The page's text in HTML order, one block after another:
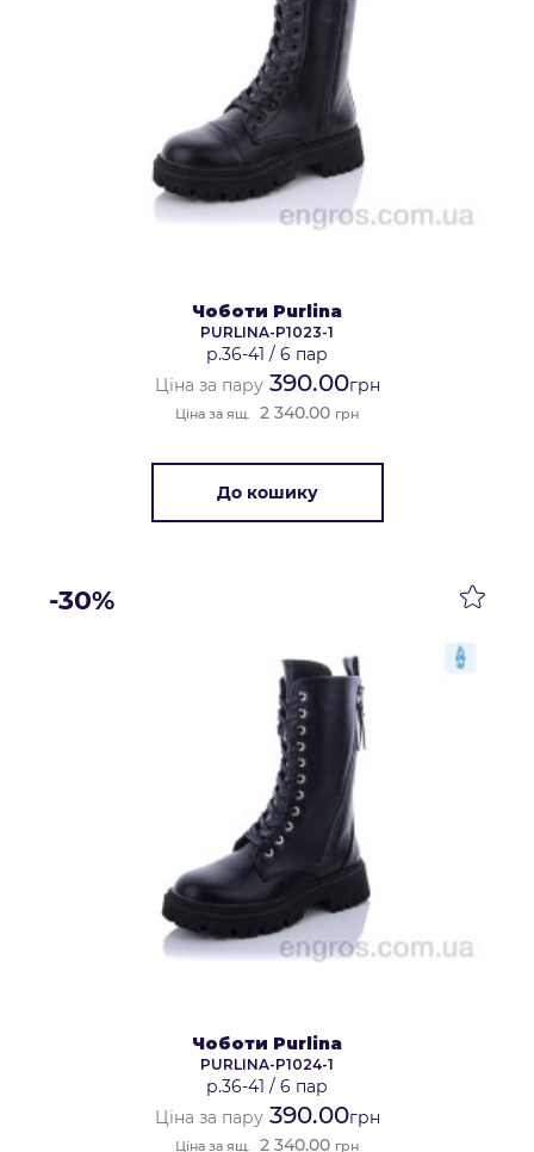
Чоботи Purlina
PURLINA-P1023-1
р.36-41 / 6 пар
Ціна за пару390.00грн
Ціна за ящ. 2 340.00 грн
До кошику
-30%
Чоботи Purlina
PURLINA-P1024-1
р.36-41 / 6 пар
Ціна за пару390.00грн
Ціна за ящ. 2 340.00 грн